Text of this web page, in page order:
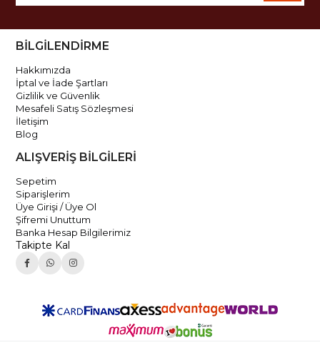
BİLGİLENDİRME
Hakkımızda
İptal ve İade Şartları
Gizlilik ve Güvenlik
Mesafeli Satış Sözleşmesi
İletişim
Blog
ALIŞVERİŞ BİLGİLERİ
Sepetim
Siparişlerim
Üye Girişi / Üye Ol
Şifremi Unuttum
Banka Hesap Bilgilerimiz
Takipte Kal